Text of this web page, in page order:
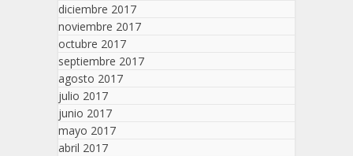
diciembre 2017
noviembre 2017
octubre 2017
septiembre 2017
agosto 2017
julio 2017
junio 2017
mayo 2017
abril 2017